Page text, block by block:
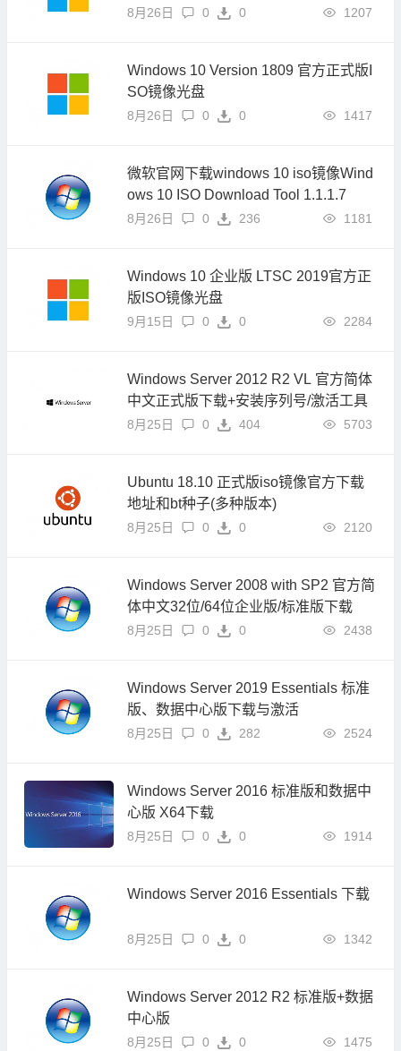
8月26日 1207
0 0
Windows 10 Version 1809 官方正式版I
SO镜像光盘
8月26日 1417
0 0
微软官网下载windows 10 iso镜像Wind
ows 10 ISO Download Tool 1.1.1.7
8月26日 1181
0 236
Windows 10 企业版 LTSC 2019官方正
版ISO镜像光盘
9月15日 2284
0 0
Windows Server 2012 R2 VL 官方简体
中文正式版下载+安装序列号/激活工具
8月25日 5703
0 404
Ubuntu 18.10 正式版iso镜像官方下载
地址和bt种子(多种版本)
8月25日 2120
0 0
Windows Server 2008 with SP2 官方简
体中文32位/64位企业版/标准版下载
8月25日 2438
0 0
Windows Server 2019 Essentials 标准
版、数据中心版下载与激活
8月25日 2524
0 282
Windows Server 2016 标准版和数据中
心版 X64下载
8月25日 1914
0 0
Windows Server 2016 Essentials 下载
8月25日 1342
0 0
Windows Server 2012 R2 标准版+数据
中心版
8月25日 1475
0 0